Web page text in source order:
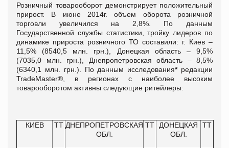
Розничный товарооборот демонстрирует положительный
прирост. В июне 2014г. объем оборота розничной
торговли увеличился на 2,8%. По данным
Государственной службы статистики, тройку лидеров по
динамике прироста розничного ТО составили: г. Киев –
11,5% (8540,5 млн. грн.), Донецкая область – 9,5%
(7035,0 млн. грн.), Днепропетровская область – 8,5%
(6340,1 млн. грн.). По данным исследования*редакции
TradeMaster®, в регионах с наиболее высоким
товарооборотом активны следующие ритейлеры:
КИЕВ ТТ ДНЕПРОПЕТРОВСКАЯ
ОБЛ.
ТТ
ДОНЕЦКАЯ
ОБЛ.
ТТ